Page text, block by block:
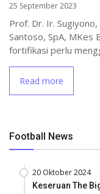
25 September 2023
Prof. Dr. Ir.
Santoso, SpA, MKes
fortifikasi perlu
Read more
Football News
20 Oktober 2024
Keseruan The